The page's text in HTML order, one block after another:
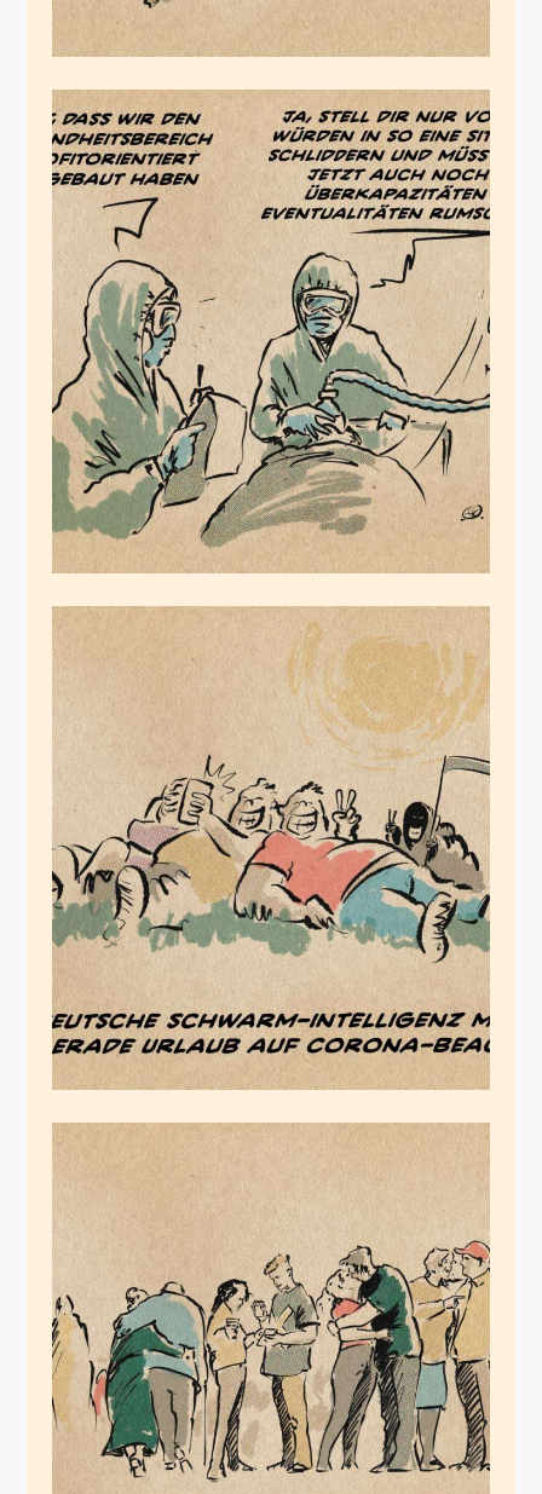
Effiziens vs Realität
März 21, 2020
Corona-Beach
März 20, 2020
Frühlingsgefühle
März 19, 2020